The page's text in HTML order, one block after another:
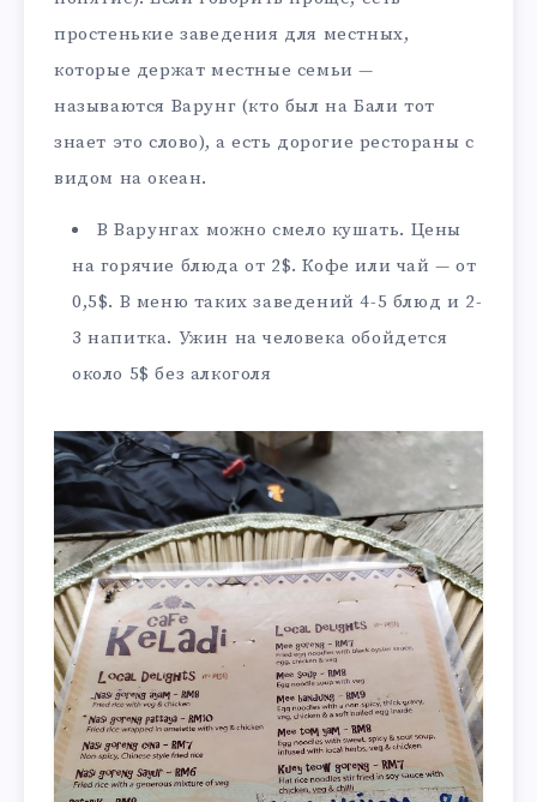
простенькие заведения для местных,
которые держат местные семьи —
называются Варунг (кто был на Бали тот
знает это слово), а есть дорогие рестораны с
видом на океан.
В Варунгах можно смело кушать. Цены
на горячие блюда от 2$. Кофе или чай — от
0,5$. В меню таких заведений 4-5 блюд и 2-
3 напитка. Ужин на человека обойдется
около 5$ без алкоголя